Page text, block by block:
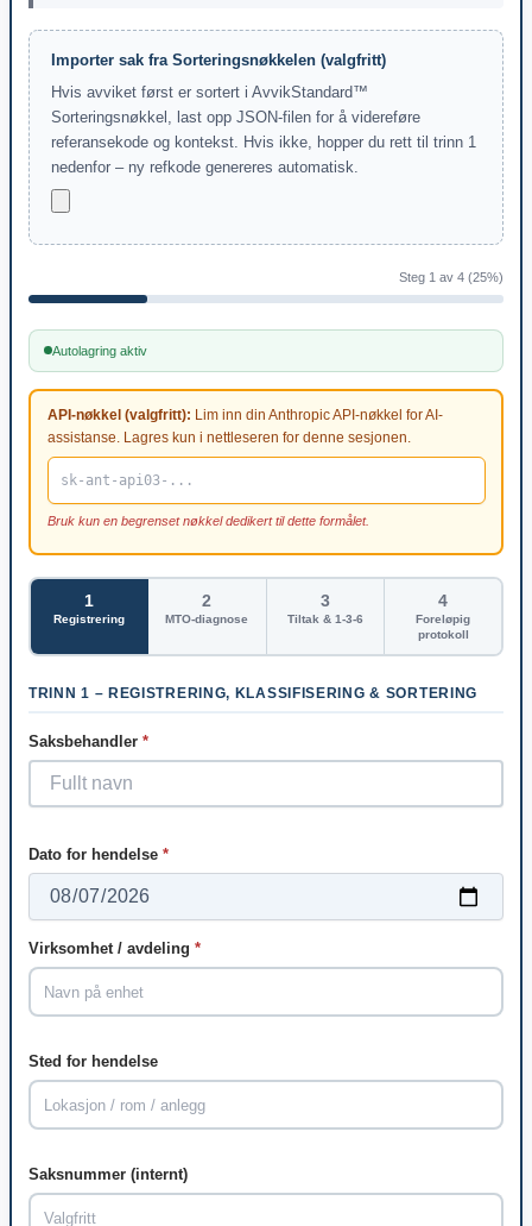
Importer sak fra Sorteringsnøkkelen (valgfritt)
Hvis avviket først er sortert i AvvikStandard™
Sorteringsnøkkel, last opp JSON-filen for å videreføre
referansekode og kontekst. Hvis ikke, hopper du rett til trinn 1
nedenfor – ny refkode genereres automatisk.
Steg 1 av 4 (25%)
Autolagring aktiv
API-nøkkel (valgfritt): Lim inn din Anthropic API-nøkkel for AI-
assistanse. Lagres kun i nettleseren for denne sesjonen.
Bruk kun en begrenset nøkkel dedikert til dette formålet.
1
Registrering
2
MTO-diagnose
3
Tiltak & 1-3-6
4
Foreløpig
protokoll
TRINN 1 – REGISTRERING, KLASSIFISERING & SORTERING
Saksbehandler *
Dato for hendelse *
Virksomhet / avdeling *
Sted for hendelse
Saksnummer (internt)